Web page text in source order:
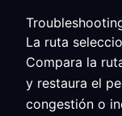
La ruta
Compara la
y restaura el
congestión o